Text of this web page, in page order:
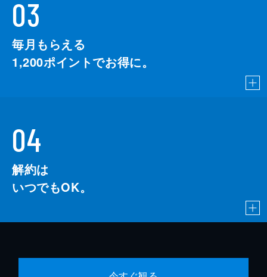
03
毎月もらえる
1,200ポイントでお得に。
04
解約は
いつでもOK。